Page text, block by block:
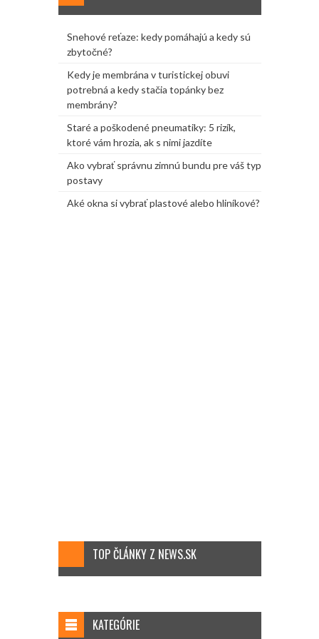
Snehové reťaze: kedy pomáhajú a kedy sú
zbytočné?
Kedy je membrána v turistickej obuvi
potrebná a kedy stačia topánky bez
membrány?
Staré a poškodené pneumatiky: 5 rizík,
ktoré vám hrozia, ak s nimi jazdíte
Ako vybrať správnu zimnú bundu pre váš typ
postavy
Aké okna si vybrať plastové alebo hliníkové?
TOP ČLÁNKY Z NEWS.SK
KATEGÓRIE